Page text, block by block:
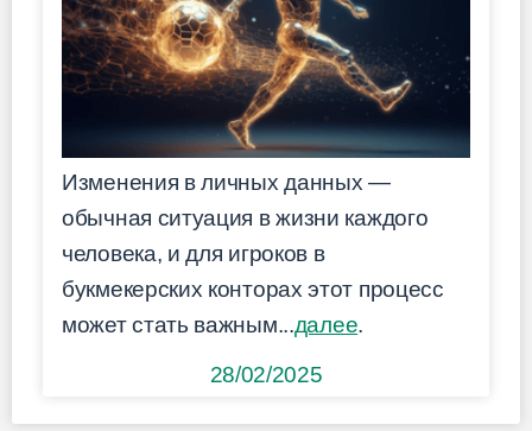
Изменения в личных данных —
обычная ситуация в жизни каждого
человека, и для игроков в
букмекерских конторах этот процесс
может стать важным...далее.
28/02/2025